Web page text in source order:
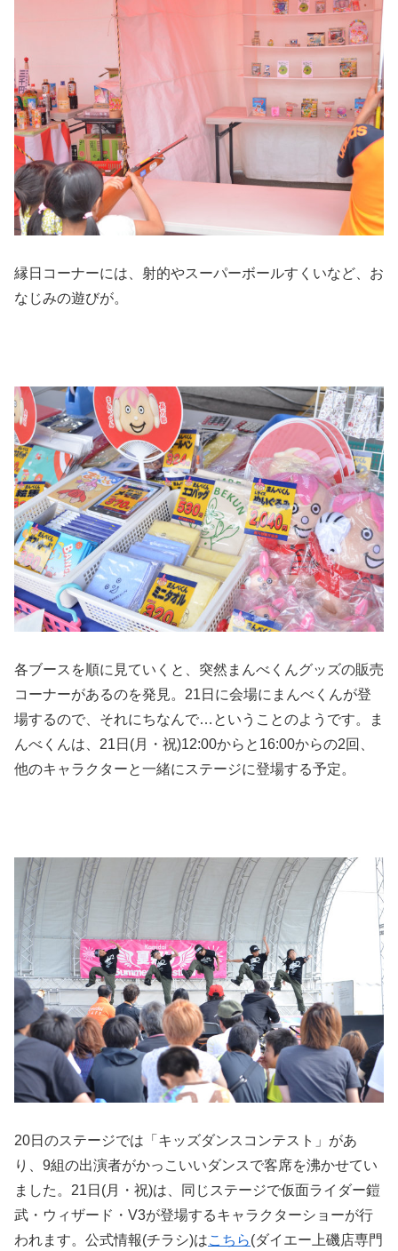
縁日コーナーには、射的やスーパーボールすくいなど、お
なじみの遊びが。
各ブースを順に見ていくと、突然まんべくんグッズの販売
コーナーがあるのを発見。21日に会場にまんべくんが登
場するので、それにちなんで…ということのようです。ま
んべくんは、21日(月・祝)12:00からと16:00からの2回、
他のキャラクターと一緒にステージに登場する予定。
20日のステージでは「キッズダンスコンテスト」があ
り、9組の出演者がかっこいいダンスで客席を沸かせてい
ました。21日(月・祝)は、同じステージで仮面ライダー鎧
武・ウィザード・V3が登場するキャラクターショーが行
われます。公式情報(チラシ)はこちら(ダイエー上磯店専門